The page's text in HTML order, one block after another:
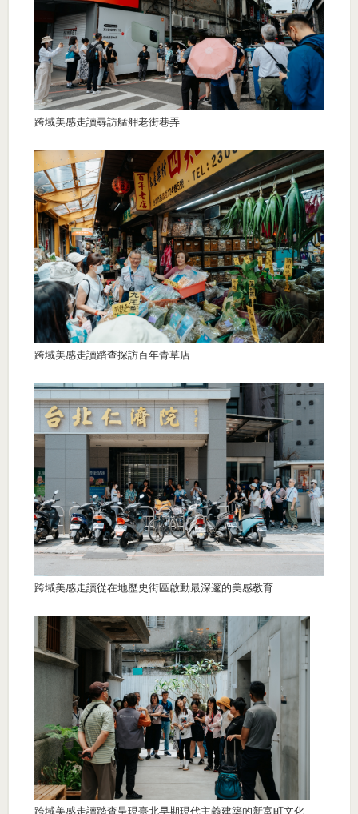
跨域美感走讀尋訪艋舺老街巷弄
跨域美感走讀踏查探訪百年青草店
跨域美感走讀從在地歷史街區啟動最深邃的美感教育
跨域美感走讀踏查呈現臺北早期現代主義建築的新富町文化